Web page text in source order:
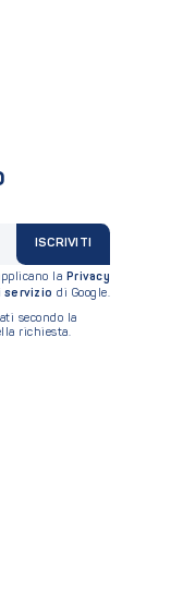
ISCRIVITI
la Privacy
servizio di Google.
secondo la
richiesta.